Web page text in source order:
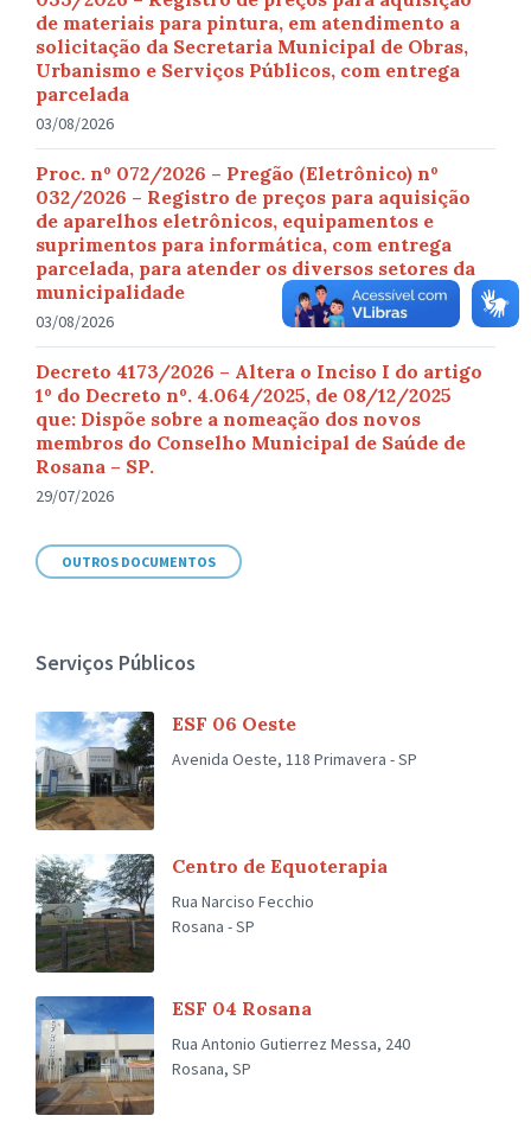
de materiais para pintura, em atendimento a
solicitação da Secretaria Municipal de Obras,
Urbanismo e Serviços Públicos, com entrega
parcelada
03/08/2026
Proc. nº 072/2026 – Pregão (Eletrônico) nº
032/2026 – Registro de preços para aquisição
de aparelhos eletrônicos, equipamentos e
suprimentos para informática, com entrega
parcelada, para atender os diversos setores da
municipalidade
03/08/2026
Decreto 4173/2026 – Altera o Inciso I do artigo
1º do Decreto nº. 4.064/2025, de 08/12/2025
que: Dispõe sobre a nomeação dos novos
membros do Conselho Municipal de Saúde de
Rosana – SP.
29/07/2026
OUTROS DOCUMENTOS
Serviços Públicos
ESF 06 Oeste
Avenida Oeste, 118 Primavera - SP
Centro de Equoterapia
Rua Narciso Fecchio
Rosana - SP
ESF 04 Rosana
Rua Antonio Gutierrez Messa, 240
Rosana, SP